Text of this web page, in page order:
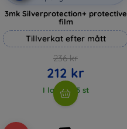
3mk Silverprotection+ protective
film
Tillverkat efter mått
236 kr
212 kr
I lager > 5 st